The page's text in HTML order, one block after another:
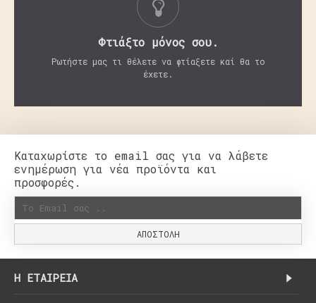
Φτιάξτο μόνος σου.
Ρωτήστε μας τι θέλετε να φτίαξετε καί θα το
έχετε.
Καταχωρίστε το email σας για να λάβετε
ενημέρωση για νέα προϊόντα και
προσφορές.
ΑΠΟΣΤΟΛΉ
H ΕΤΑΙΡΕΊΑ